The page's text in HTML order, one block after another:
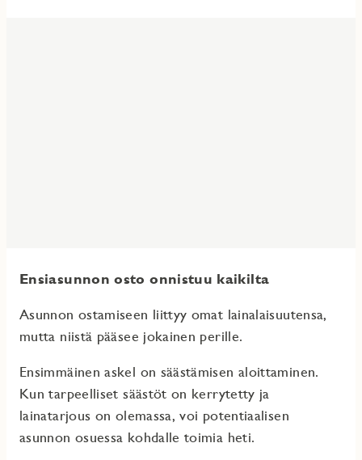
Ensiasunnon osto onnistuu kaikilta
Asunnon ostamiseen liittyy omat lainalaisuutensa,
mutta niistä pääsee jokainen perille.
Ensimmäinen askel on säästämisen aloittaminen.
Kun tarpeelliset säästöt on kerrytetty ja
lainatarjous on olemassa, voi potentiaalisen
asunnon osuessa kohdalle toimia heti.